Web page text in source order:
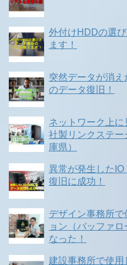
外付けHDDの選
ます！
突然データが消
のデータ復旧！
ネットワーク上
社製リンクステ
庫県）
異常が発生した
復旧に成功！
デザイン事務所
ョン（バッファ
なった！
建設事務所で使用